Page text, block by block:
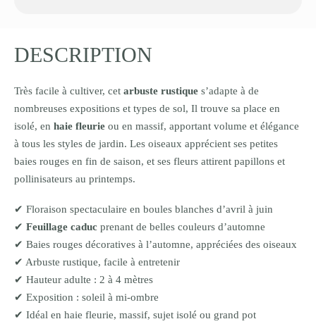
DESCRIPTION
Très facile à cultiver, cet arbuste rustique s’adapte à de
nombreuses expositions et types de sol, Il trouve sa place en
isolé, en haie fleurie ou en massif, apportant volume et élégance
à tous les styles de jardin. Les oiseaux apprécient ses petites
baies rouges en fin de saison, et ses fleurs attirent papillons et
pollinisateurs au printemps.
✔ Floraison spectaculaire en boules blanches d’avril à juin
✔ Feuillage caduc prenant de belles couleurs d’automne
✔ Baies rouges décoratives à l’automne, appréciées des oiseaux
✔ Arbuste rustique, facile à entretenir
✔ Hauteur adulte : 2 à 4 mètres
✔ Exposition : soleil à mi-ombre
✔ Idéal en haie fleurie, massif, sujet isolé ou grand pot